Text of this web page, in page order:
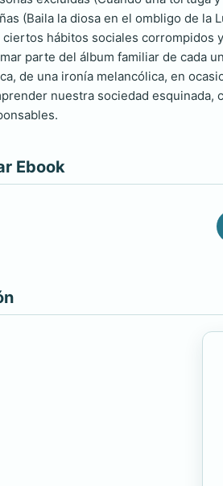
(Baila la diosa en el ombligo de la
ciertos hábitos sociales corrompidos
parte del álbum familiar de cada
de una ironía melancólica, en
nuestra sociedad esquinada,
Ebook